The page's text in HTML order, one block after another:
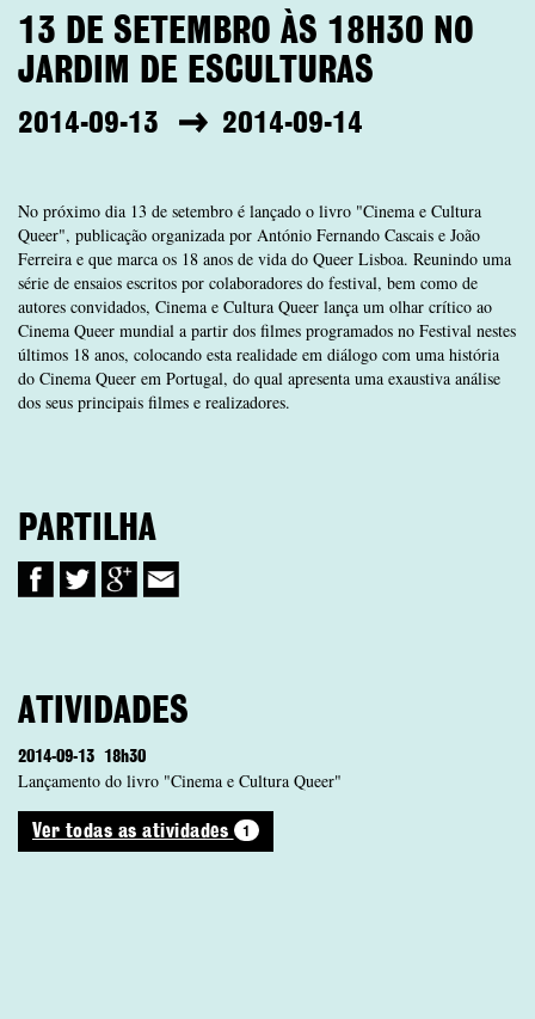
13 DE SETEMBRO ÀS 18H30 NO
JARDIM DE ESCULTURAS
2014-09-13 2014-09-14
No próximo dia 13 de setembro é lançado o livro "Cinema e Cultura
Queer", publicação organizada por António Fernando Cascais e João
Ferreira e que marca os 18 anos de vida do Queer Lisboa. Reunindo uma
série de ensaios escritos por colaboradores do festival, bem como de
autores convidados, Cinema e Cultura Queer lança um olhar crítico ao
Cinema Queer mundial a partir dos filmes programados no Festival nestes
últimos 18 anos, colocando esta realidade em diálogo com uma história
do Cinema Queer em Portugal, do qual apresenta uma exaustiva análise
dos seus principais filmes e realizadores.
PARTILHA
ATIVIDADES
2014-09-13 18h30
Lançamento do livro "Cinema e Cultura Queer"
Ver todas as atividades 1